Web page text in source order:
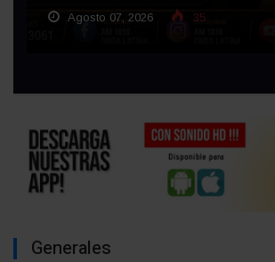
Agosto 07, 2026 35
Generales